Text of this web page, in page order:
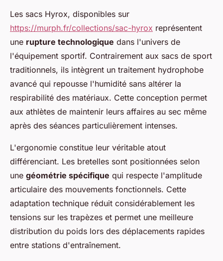
Les sacs Hyrox, disponibles sur
https://murph.fr/collections/sac-hyrox représentent
une rupture technologique dans l'univers de
l'équipement sportif. Contrairement aux sacs de sport
traditionnels, ils intègrent un traitement hydrophobe
avancé qui repousse l'humidité sans altérer la
respirabilité des matériaux. Cette conception permet
aux athlètes de maintenir leurs affaires au sec même
après des séances particulièrement intenses.
L'ergonomie constitue leur véritable atout
différenciant. Les bretelles sont positionnées selon
une géométrie spécifique qui respecte l'amplitude
articulaire des mouvements fonctionnels. Cette
adaptation technique réduit considérablement les
tensions sur les trapèzes et permet une meilleure
distribution du poids lors des déplacements rapides
entre stations d'entraînement.